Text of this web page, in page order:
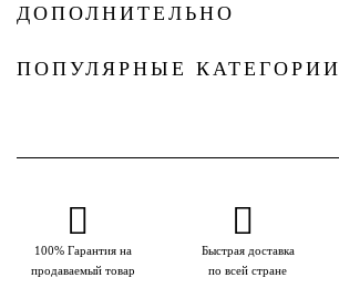
ДОПОЛНИТЕЛЬНО
ПОПУЛЯРНЫЕ КАТЕГОРИИ
100% Гарантия на
продаваемый товар
Быстрая доставка
по всей стране